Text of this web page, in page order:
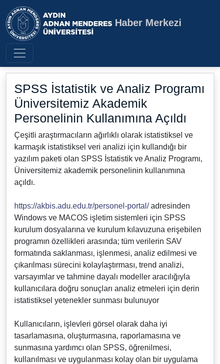
Aydın Adnan Menderes
Haber Merkezi
SPSS İstatistik ve Analiz Programı
Üniversitemiz Akademik
Personelinin Kullanımına Açıldı
Çeşitli araştırmacıların ağırlıklı olarak istatistiksel ve
karmaşık istatistiksel veri analizi için kullandığı bir
yazılım paketi olan SPSS İstatistik ve Analiz Programı,
Üniversitemiz akademik personelinin kullanımına
açıldı.
https://akbis.adu.edu.tr/personel-portal/adresinden
Windows ve MACOS işletim sistemleri için SPSS
kurulum dosyalarına ve kurulum kılavuzuna erişebilen
programın özellikleri arasında; tüm verilerin SAV
formatında saklanması, işlenmesi, analiz edilmesi ve
çıkarılması sürecini kolaylaştırması, trend analizi,
varsayımlar ve tahmine dayalı modeller aracılığıyla
kullanıcılara doğru sonuçları analiz etmeleri için derin
istatistiksel yetenekler sunması bulunuyor
Kullanıcıların, işlevleri görsel olarak daha iyi
tasarlamasına, oluşturmasına, raporlamasına ve
sunmasına yardımcı olan SPSS, öğrenilmesi,
kullanılması ve uygulanması kolay olan bir uygulama